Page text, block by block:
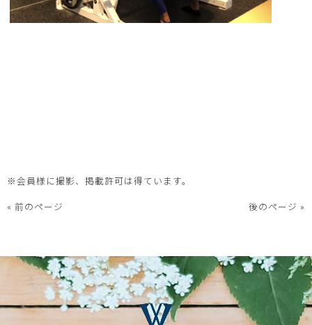
※会員様に撮影、掲載許可は得ています。
« 前のページ
後のページ »